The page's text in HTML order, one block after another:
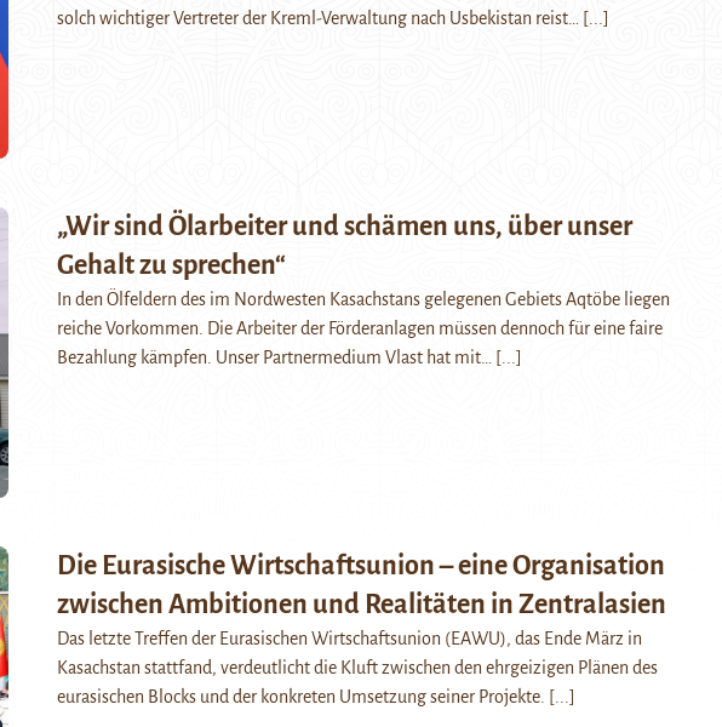
solch wichtiger Vertreter der Kreml-Verwaltung nach Usbekistan reist…
[...]
„Wir sind Ölarbeiter und schämen uns, über unser
Gehalt zu sprechen“
In den Ölfeldern des im Nordwesten Kasachstans gelegenen Gebiets Aqtöbe liegen
reiche Vorkommen. Die Arbeiter der Förderanlagen müssen dennoch für eine faire
Bezahlung kämpfen. Unser Partnermedium Vlast hat mit…
[...]
Die Eurasische Wirtschaftsunion – eine Organisation
zwischen Ambitionen und Realitäten in Zentralasien
Das letzte Treffen der Eurasischen Wirtschaftsunion (EAWU), das Ende März in
Kasachstan stattfand, verdeutlicht die Kluft zwischen den ehrgeizigen Plänen des
eurasischen Blocks und der konkreten Umsetzung seiner Projekte. [...]